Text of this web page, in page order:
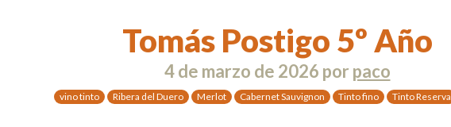
Tomás Postigo 5º Año
4 de marzo de 2026 por paco
vino tinto Ribera del Duero Merlot Cabernet Sauvignon Tinto fino Tinto Reserva